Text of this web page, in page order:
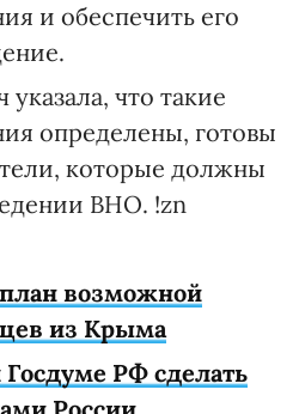
и обеспечить его
что такие
определены, готовы
которые должны
ВНО. !zn
возможной
из Крыма
РФ сделать